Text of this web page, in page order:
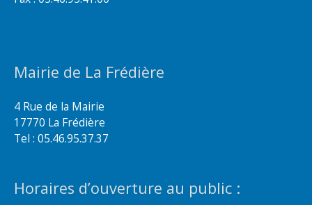
Mairie de La Frédière
4 Rue de la Mairie
17770 La Frédière
Tel : 05.46.95.37.37
Horaires d’ouverture au public :